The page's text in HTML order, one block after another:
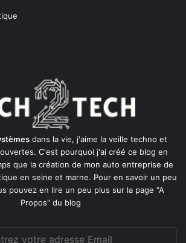
dans la vie, j'aime la veille techno et
C'est pourquoi j'ai créé ce blog en
que la création de mon auto entreprise de
en seine et marne. Pour en savoir un peu
pouvez en lire un peu plus sur la page "A
Propos" du blog